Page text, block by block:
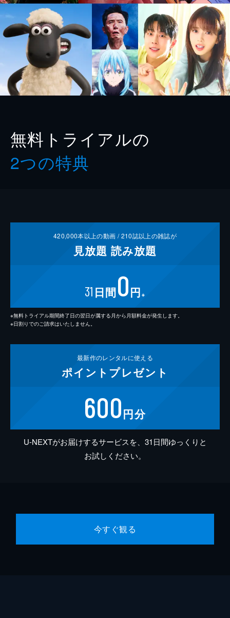
無料トライアルの
2つの特典
420,000本以上の動画 /210誌以上の雑誌が
見放題 読み放題
31 日間0円 ※
※無料トライアル期間終了日の翌日が属する月から月額料金が発生します。
※日割りでのご請求はいたしません。
最新作のレンタルに使える
ポイント プレゼント
600円分
U-NEXTがお届けするサービスを、31日間ゆっくりと
お試しください。
今すぐ観る